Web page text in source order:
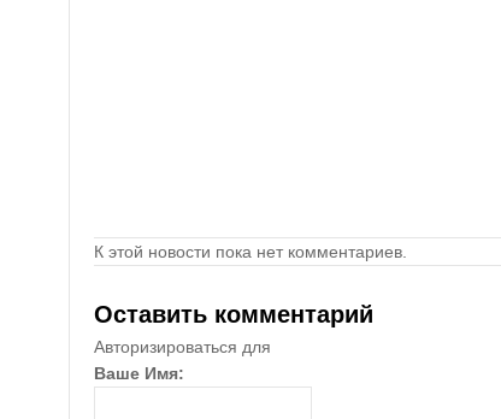
К этой новости пока нет комментариев.
Оставить комментарий
Авторизироваться для
Ваше Имя: